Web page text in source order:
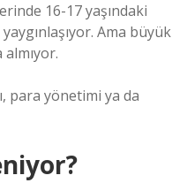
16-17 yaşındaki
Ama büyük
para yönetimi ya da